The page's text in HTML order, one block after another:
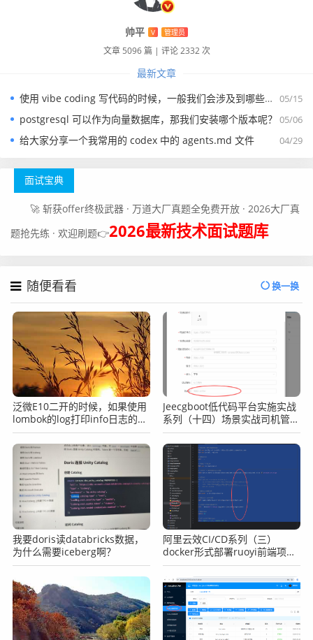
帅平 V 管理员
文章 5096 篇 | 评论 2332 次
最新文章
05/15
使用 vibe coding 写代码的时候，一般我们会涉及到哪些提示词？
05/06
postgresql 可以作为向量数据库，那我们安装哪个版本呢？
04/29
给大家分享一个我常用的 codex 中的 agents.md 文件
面试宝典
🚀 斩获offer终极武器 · 万道大厂真题全免费开放 · 2026大厂真
题抢先练 · 欢迎刷题👉2026最新技术面试题库
随便看看 换一换
泛微E10二开的时候，如果使用
lombok的log打印info日志的话
如何让他在二开的log中打印出
来？
Jeecgboot低代码平台实施实战
系列（十四）场景实战司机管理
之表单子表动态选择父元素
我要doris读databricks数据，
为什么需要iceberg啊？
阿里云效CI/CD系列（三）
docker形式部署ruoyi前端项目
案例